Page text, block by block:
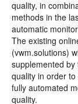
quality, in
methods in the
automatic
The existing
(vwm.solutions)
supplemented
quality in order
fully automated
quality.